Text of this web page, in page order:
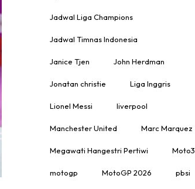
Jadwal Liga Champions
Jadwal Timnas Indonesia
Janice Tjen John Herdman
Jonatan christie Liga Inggris
Lionel Messi liverpool
Manchester United Marc Marquez
Megawati Hangestri Pertiwi Moto3
motogp MotoGP 2026 pbsi